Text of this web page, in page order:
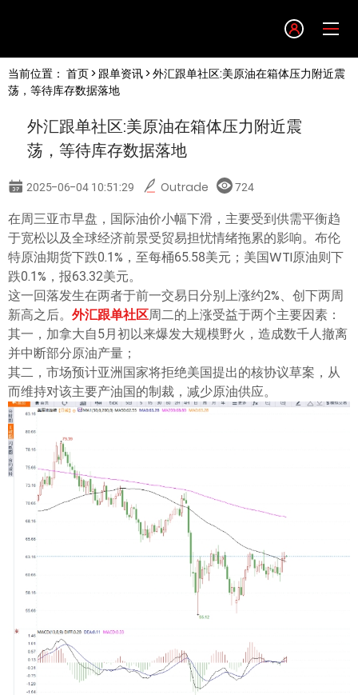
English
简体中文
한글
日本語
Tiếng việt
ไทย
当前位置： 首页> 跟单资讯> 外汇跟单社区:美原油在箱体压力附近震
荡，等待库存数据落地
外汇跟单社区:美原油在箱体压力附近震
荡，等待库存数据落地
2025-06-04 10:51:29 Outrade 724
在周三亚市早盘，国际油价小幅下滑，主要受到供需平衡趋
于宽松以及全球经济前景受贸易担忧情绪拖累的影响。布伦
特原油期货下跌0.1%，至每桶65.58美元；美国WTI原油则下
跌0.1%，报63.32美元。
这一回落发生在两者于前一交易日分别上涨约2%、创下两周
新高之后。 外汇跟单社区周二的上涨受益于两个主要因素：
其一，加拿大自5月初以来爆发大规模野火，造成数千人撤离
并中断部分原油产量；
其二，市场预计亚洲国家将拒绝美国提出的核协议草案，从
而维持对该主要产油国的制裁，减少原油供应。